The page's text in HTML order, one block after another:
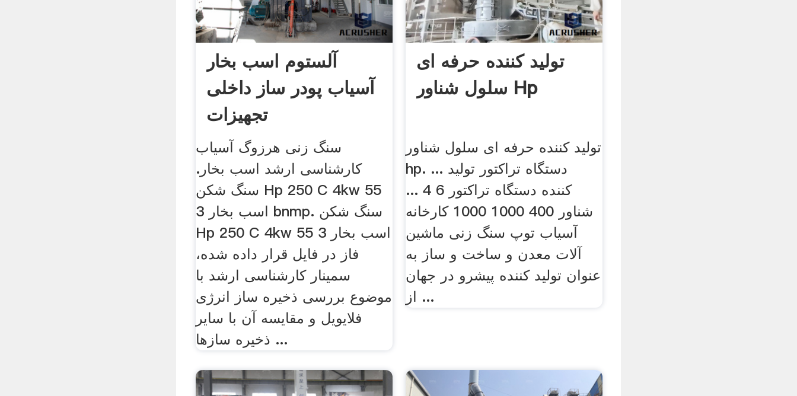
آلستوم اسب بخار
آسیاب پودر ساز داخلی
تجهیزات
سنگ زنی هرزوگ آسیاب
کارشناسی ارشد اسب بخار.
سنگ شکن Hp 250 C 4kw 55
اسب بخار 3 bnmp. سنگ شکن
Hp 250 C 4kw 55 اسب بخار 3
فاز در فایل قرار داده شده،
سمینار کارشناسی ارشد با
موضوع بررسی ذخیره ساز انرژی
فلایویل و مقایسه آن با سایر
ذخیره سازها ...
تولید کننده حرفه ای
سلول شناور Hp
تولید کننده حرفه ای سلول شناور
hp. ... دستگاه تراکتور تولید
کننده دستگاه تراکتور 6 4 ...
شناور 400 1000 1000 کارخانه
آسیاب توپ سنگ زنی ماشین
آلات معدن و ساخت و ساز به
عنوان تولید کننده پیشرو در جهان
از ...